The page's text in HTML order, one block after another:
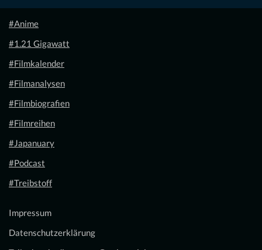
#Anime
#1.21 Gigawatt
#Filmkalender
#Filmanalysen
#Filmbiografien
#Filmreihen
#Japanuary
#Podcast
#Treibstoff
Impressum
Datenschutzerklärung